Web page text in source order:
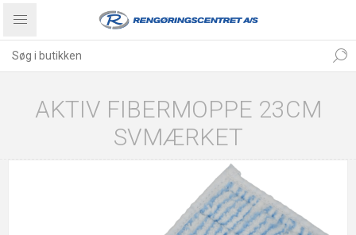
AKTIV FIBERMOPPE 23CM
SVMÆRKET